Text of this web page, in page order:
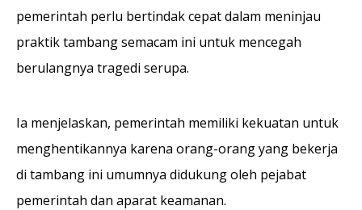
pemerintah perlu bertindak cepat dalam meninjau
praktik tambang semacam ini untuk mencegah
berulangnya tragedi serupa.
Ia menjelaskan, pemerintah memiliki kekuatan untuk
menghentikannya karena orang-orang yang bekerja
di tambang ini umumnya didukung oleh pejabat
pemerintah dan aparat keamanan.